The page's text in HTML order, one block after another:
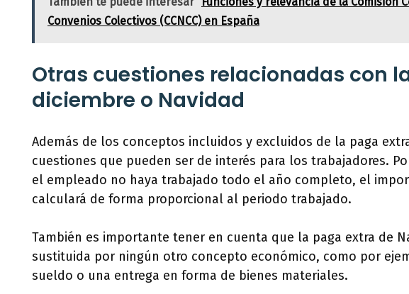
Convenios Colectivos (CCNCC) en España
Otras cuestiones relacionadas con
diciembre o Navidad
Además de los conceptos incluidos y excluidos de la paga
cuestiones que pueden ser de interés para los trabajadores.
el empleado no haya trabajado todo el año completo, el
calculará de forma proporcional al periodo trabajado.
También es importante tener en cuenta que la paga extra de
sustituida por ningún otro concepto económico, como por
sueldo o una entrega en forma de bienes materiales.